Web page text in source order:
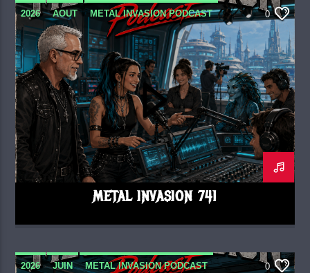
2026 AOUT METAL INVASION PODCAST 0
METAL INVASION 741
2026 JUIN METAL INVASION PODCAST 0